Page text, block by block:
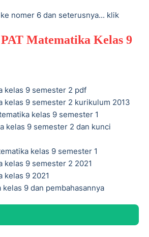
nomer 6 dan seterusnya... klik
Matematika Kelas 9
kelas 9 semester 2 pdf
kelas 9 semester 2 kurikulum 2013
kelas 9 semester 1
kelas 9 semester 2 dan kunci
kelas 9 semester 1
kelas 9 semester 2 2021
kelas 9 2021
9 dan pembahasannya